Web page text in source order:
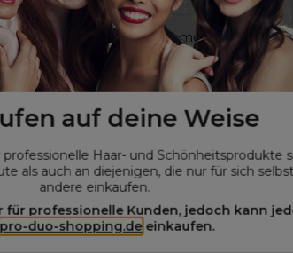
auf deine Weise
Haar- und Schönheitsprodukte
als auch an diejenigen, die nur für sich
andere einkaufen.
für professionelle Kunden, jedoch kann
pro-duo-shopping.deeinkaufen.
1L
S-PRO Creme-Entwickler
3,65€ ohne MwSt.
XP100 Entwickler.
Entwickler“ im Suchfeld ein.
unten.